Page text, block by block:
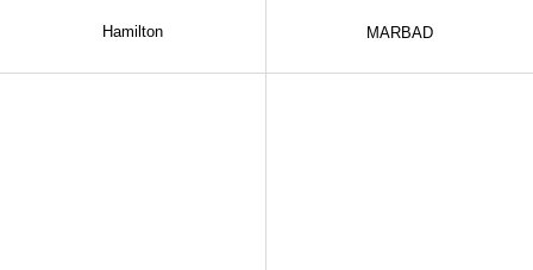
Hamilton MARBAD